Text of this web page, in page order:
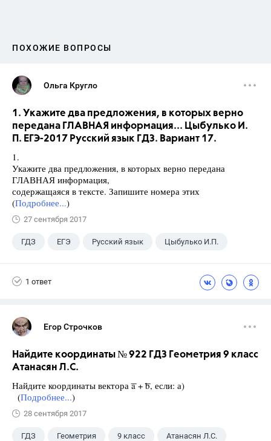
ПОХОЖИЕ ВОПРОСЫ
Ольга Кругло
1. Укажите два предложения, в которых верно
передана ГЛАВНАЯ информация... Цыбулько И.
П. ЕГЭ-2017 Русский язык ГДЗ. Вариант 17.
1.
Укажите два предложения, в которых верно передана
ГЛАВНАЯ информация,
содержащаяся в тексте. Запишите номера этих
(Подробнее...)
27 сентября 2017
ГДЗ ЕГЭ Русский язык Цыбулько И.П.
1 ответ
Егор Строчков
Найдите координаты № 922 ГДЗ Геометрия 9 класс
Атанасян Л.С.
Найдите координаты вектора ͞a + ͞b, если: а)
(Подробнее...)
28 сентября 2017
ГДЗ Геометрия 9 класс Атанасян Л.С.